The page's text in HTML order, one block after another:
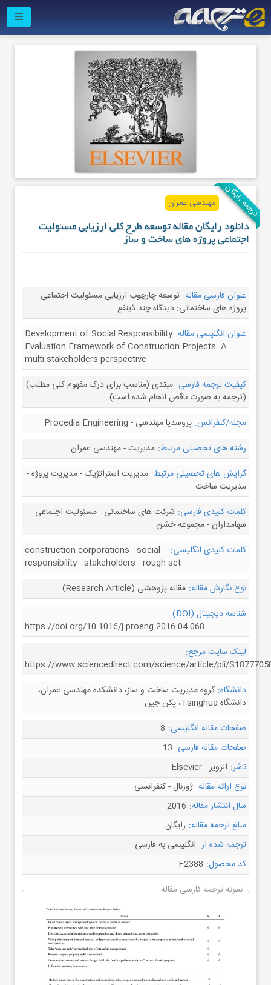
ترجمه رایگان مهندسی عمران
دانلود رایگان مقاله توسعه طرح کلی ارزیابی مسئولیت
اجتماعی پروژه های ساخت و ساز
عنوان فارسی مقاله: توسعه چارچوب ارزیابی مسئولیت اجتماعی
پروژه های ساختمانی: دیدگاه چند ذینفع
عنوان انگلیسی مقاله: Development of Social Responsibility
Evaluation Framework of Construction Projects: A
multi-stakeholders perspective
کیفیت ترجمه فارسی: مبتدی (مناسب برای درک مفهوم کلی مطلب)
(ترجمه به صورت ناقص انجام شده است)
مجله/کنفرانس: پروسدیا مهندسی - Procedia Engineering
رشته های تحصیلی مرتبط: مدیریت - مهندسی عمران
گرایش های تحصیلی مرتبط: مدیریت استراتژیک - مدیریت پروژه -
مدیریت ساخت
کلمات کلیدی فارسی: شرکت های ساختمانی - مسئولیت اجتماعی -
سهامداران - مجموعه خشن
کلمات کلیدی انگلیسی:
construction corporations - social
responsibility - stakeholders - rough set
نوع نگارش مقاله: مقاله پژوهشی (Research Article)
شناسه دیجیتال (DOI):
https://doi.org/10.1016/j.proeng.2016.04.068
لینک سایت مرجع:
https://www.sciencedirect.com/science/article/pii/
دانشگاه: گروه مدیریت ساخت و ساز، دانشکده مهندسی عمران،
دانشگاه Tsinghua، پکن چین
صفحات مقاله انگلیسی: 8
صفحات مقاله فارسی: 13
ناشر: الزویر - Elsevier
نوع ارائه مقاله: ژورنال - کنفرانسی
سال انتشار مقاله: 2016
مبلغ ترجمه مقاله: رایگان
ترجمه شده از: انگلیسی به فارسی
کد محصول: F2388
نمونه ترجمه فارسی مقاله